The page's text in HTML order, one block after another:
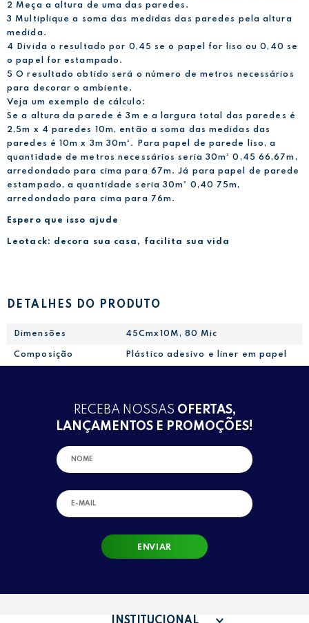
2 Meça a altura de uma das paredes.
3 Multiplique a soma das medidas das paredes pela altura
medida.
4 Divida o resultado por 0,45 se o papel for liso ou 0,40 se
o papel for estampado.
5 O resultado obtido será o número de metros necessários
para decorar o ambiente.
Veja um exemplo de cálculo:
Se a altura da parede é 3m e a largura total das paredes é
2,5m x 4 paredes 10m, então a soma das medidas das
paredes é 10m x 3m 30m². Para papel de parede liso, a
quantidade de metros necessários seria 30m² 0,45 66,67m,
arredondado para cima para 67m. Já para papel de parede
estampado, a quantidade seria 30m² 0,40 75m,
arredondado para cima para 76m.
Espero que isso ajude
Leotack: decora sua casa, facilita sua vida
DETALHES DO PRODUTO
Dimensões 45Cmx10M, 80 Mic
Composição Plástico adesivo e liner em papel
RECEBA NOSSAS OFERTAS,
LANÇAMENTOS E PROMOÇÕES!
ENVIAR